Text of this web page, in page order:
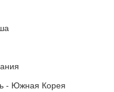
- Южная Корея